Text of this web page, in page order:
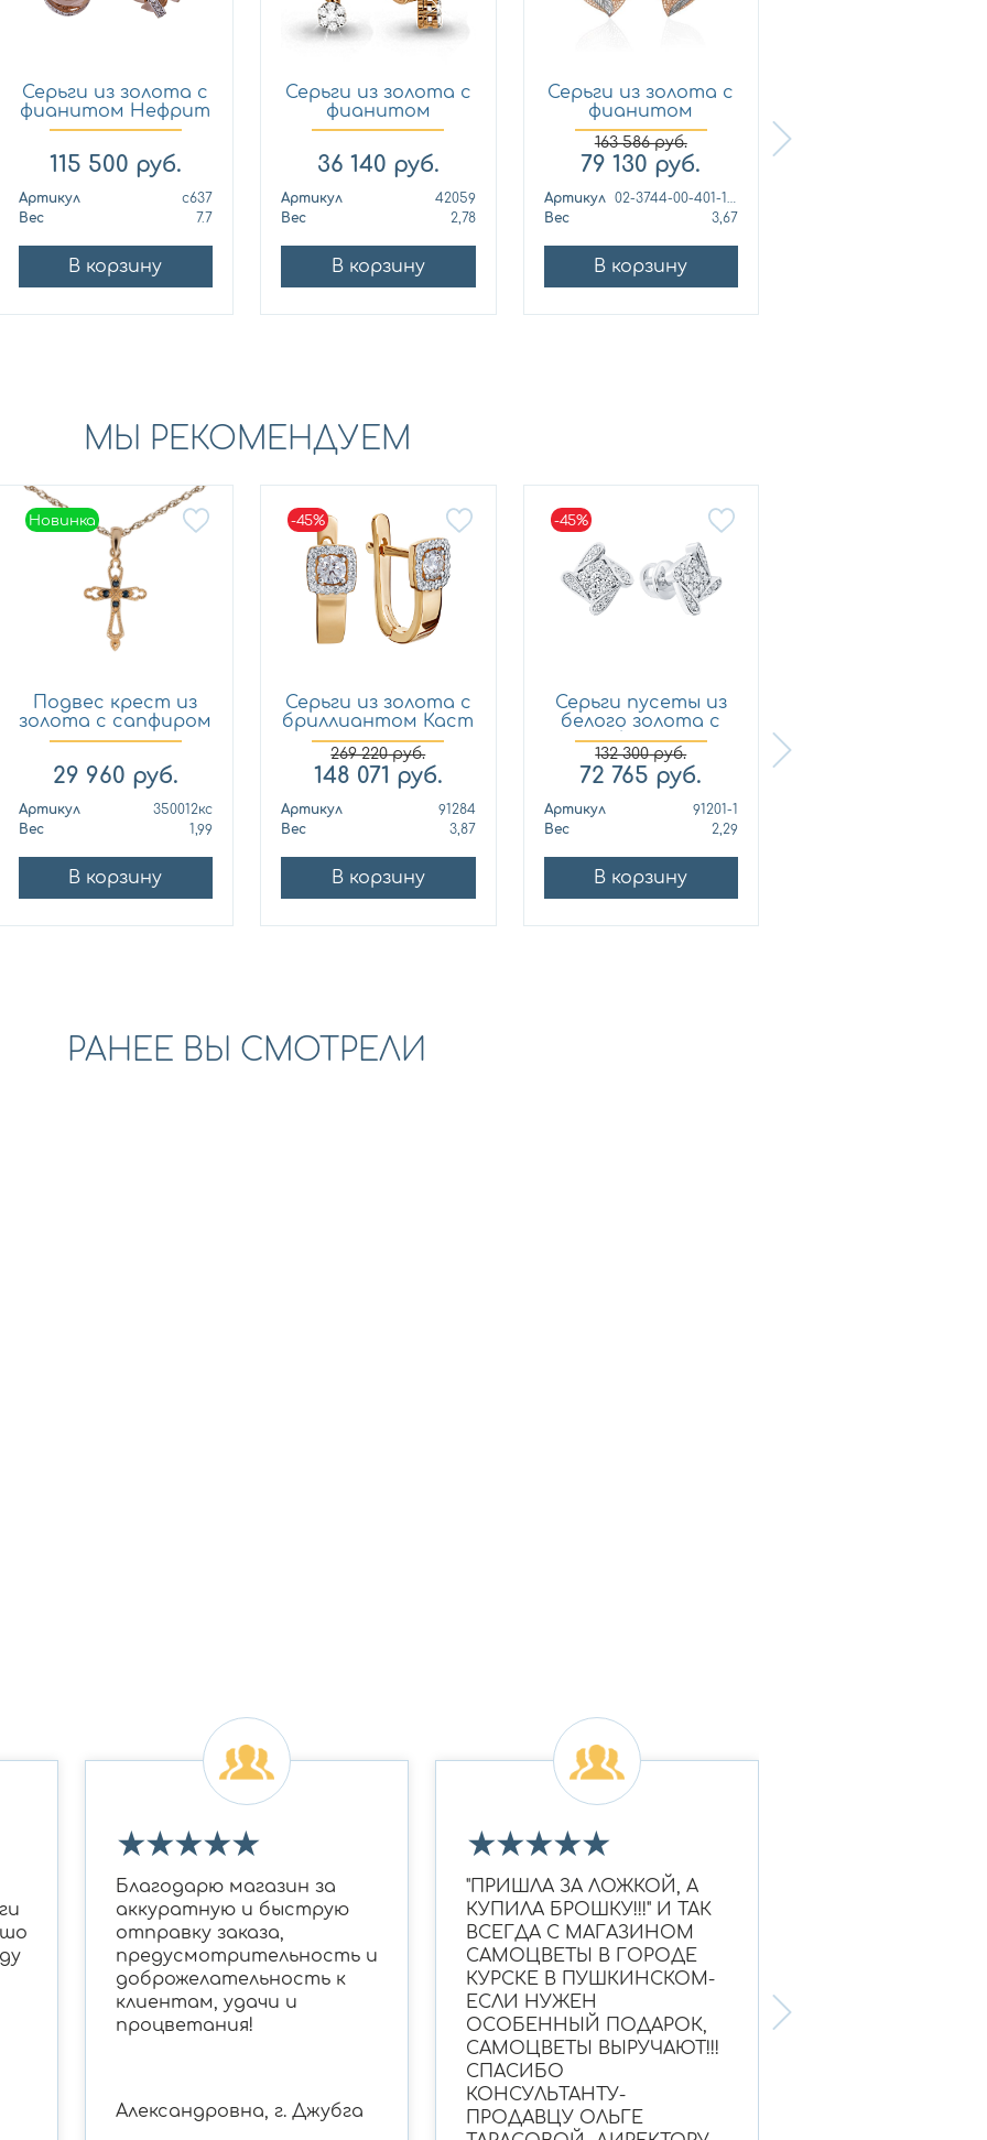
Серьги из золота с
фианитом Нефрит
с637
115 500 руб.
Артикул
с637
Вес
7.7
В корзину
Серьги из золота с
фианитом
AQUAMARIN...
36 140 руб.
Артикул
42059
Вес
2,78
В корзину
Серьги из золота с
фианитом
Платина 0...
163 586руб.
79 130 руб.
Артикул
02-3744-00-401-1110-48
Вес
3,67
В корзину
МЫ РЕКОМЕНДУЕМ
Новинка
Новинка
Подвес крест из
золота с сапфиром
Кло...
29 960 руб.
Артикул
350012кс
Вес
1,99
В корзину
-45%
Серьги из золота с
бриллиантом Каст
ю...
269 220руб.
148 071 руб.
Артикул
91284
Вес
3,87
В корзину
-45%
Серьги пусеты из
белого золота с
брил...
132 300руб.
72 765 руб.
Артикул
91201-1
Вес
2,29
В корзину
РАНЕЕ ВЫ СМОТРЕЛИ
★★★★★
Благодарю магазин за
аккуратную и быструю
отправку заказа,
предусмотрительность и
доброжелательность к
клиентам, удачи и
процветания!
Александровна, г. Джубга
★★★★★
"ПРИШЛА ЗА ЛОЖКОЙ, А
КУПИЛА БРОШКУ!!!" И ТАК
ВСЕГДА С МАГАЗИНОМ
САМОЦВЕТЫ В ГОРОДЕ
КУРСКЕ В ПУШКИНСКОМ-
ЕСЛИ НУЖЕН
ОСОБЕННЫЙ ПОДАРОК,
САМОЦВЕТЫ ВЫРУЧАЮТ!!!
СПАСИБО
КОНСУЛЬТАНТУ-
ПРОДАВЦУ ОЛЬГЕ